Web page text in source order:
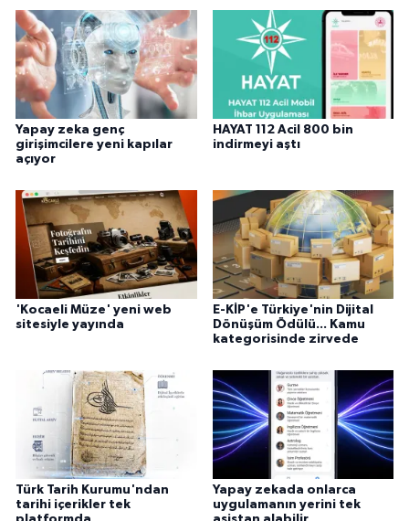
Yapay zeka genç
girişimcilere yeni kapılar
açıyor
HAYAT 112 Acil 800 bin
indirmeyi aştı
'Kocaeli Müze' yeni web
sitesiyle yayında
E-KİP'e Türkiye'nin Dijital
Dönüşüm Ödülü... Kamu
kategorisinde zirvede
Türk Tarih Kurumu'ndan
tarihi içerikler tek
Yapay zekada onlarca
uygulamanın yerini tek